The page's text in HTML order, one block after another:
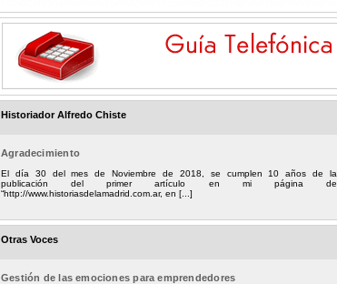
Historiador Alfredo Chiste
Agradecimiento
El día 30 del mes de Noviembre de 2018, se cumplen 10 años de la
publicación del primer artículo en mi página de
“http://www.historiasdelamadrid.com.ar, en [...]
Otras Voces
Gestión de las emociones para emprendedores